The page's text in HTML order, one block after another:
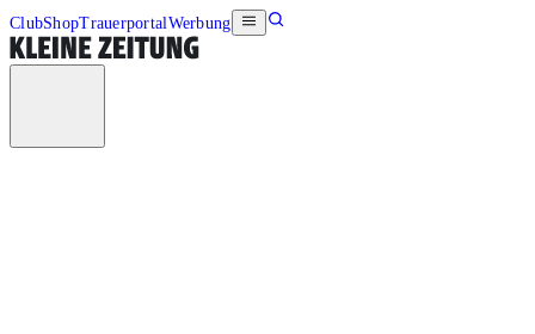
ClubShopTrauerportalWerbung